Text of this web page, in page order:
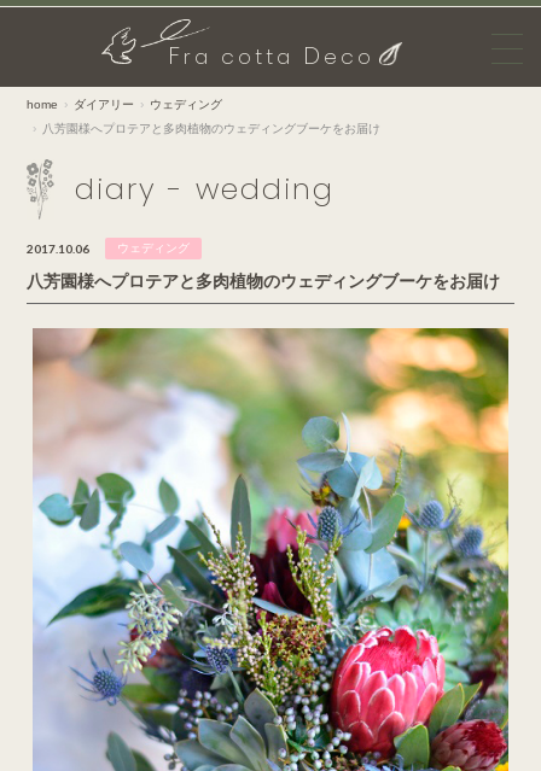
Fra cotta D eco
home ダイアリー
ウェディング
八芳園様へプロテアと多肉植物のウェディングブーケをお届け
diary - wedding
2017.10.06 ウェディング
八芳園様へプロテアと多肉植物のウェディングブーケをお届け